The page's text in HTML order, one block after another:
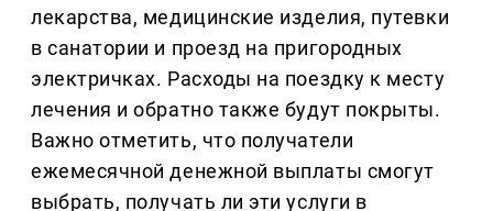
лекарства, медицинские изделия, путевки
в санатории и проезд на пригородных
электричках. Расходы на поездку к месту
лечения и обратно также будут покрыты.
Важно отметить, что получатели
ежемесячной денежной выплаты смогут
выбрать, получать ли эти услуги в